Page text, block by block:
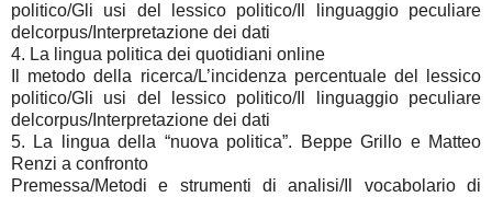
politico/Gli usi del lessico politico/Il linguaggio peculiare
delcorpus/Interpretazione dei dati
4. La lingua politica dei quotidiani online
Il metodo della ricerca/L’incidenza percentuale del lessico
politico/Gli usi del lessico politico/Il linguaggio peculiare
delcorpus/Interpretazione dei dati
5. La lingua della “nuova politica”. Beppe Grillo e Matteo
Renzi a confronto
Premessa/Metodi e strumenti di analisi/Il vocabolario di